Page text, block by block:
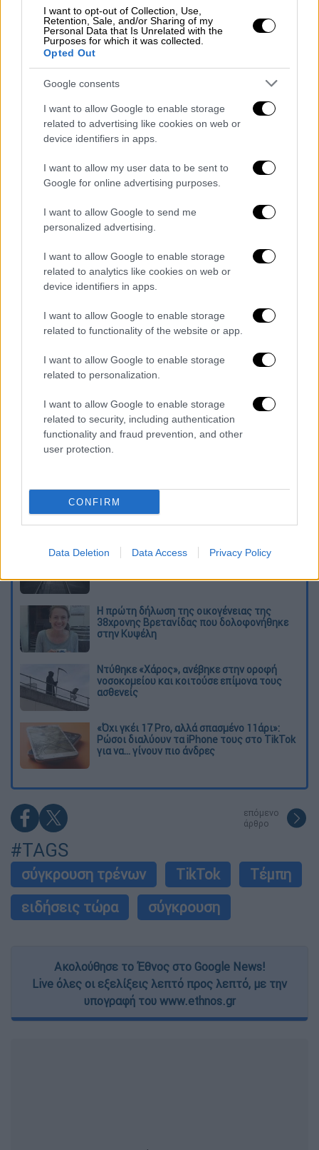
I want to opt-out of Collection, Use,
Retention, Sale, and/or Sharing of my
Personal Data that Is Unrelated with the
Purposes for which it was collected.
Opted Out
Google consents
I want to allow Google to enable storage
related to advertising like cookies on web or
device identifiers in apps.
I want to allow my user data to be sent to
Google for online advertising purposes.
I want to allow Google to send me
personalized advertising.
I want to allow Google to enable storage
related to analytics like cookies on web or
device identifiers in apps.
I want to allow Google to enable storage
related to functionality of the website or app.
I want to allow Google to enable storage
related to personalization.
I want to allow Google to enable storage
related to security, including authentication
functionality and fraud prevention, and other
user protection.
CONFIRM
Data Deletion Data Access Privacy Policy
«Μείνε ψύχραιμη και πάρε αναπνοές»
Ειδικότερα σε βίντεοστο Tik Tok
τραβήχτηκε λίγο μετά τη σύγκρουση
φαίνεται η τεράστια φωτιά που έχουν πιάσει
πανικόβλητοι επιβάτες ακούγονται να
μιλούν μεταξύ τους. Ένας επιβάτης
επιβάτη:«Μείνει ψύχραιμη και πάρε
αναπνοές».
ΟΛΕΣ ΟΙ ΕΙΔΗΣΕΙΣ
Συγκλονιστικές στιγμές στο
νοσοκομείο Λάρισας: Συγγενείς
περιμένουν στα σκαλιά, ενώ
μεταφέρονται οι σοροί από το μοιραίο
τρένο
ανάσα - Άμορφη μάζα τα βαγόνια στο
σημείο του δυστυχήματος
Τι είναι και το προβλέπει το τριήμερο
εθνικό πένθος που κηρύχθηκε μετά τη
σύγκρουση των τρένων - Μόλις 7 φορές
έχει κηρυχθεί στην Ελλάδα
τρομακτικό σενάριο…
Διαβάστε ακόμη
Εκτελέσεις, συλλήψεις και νέοι
Η πρώτη δήλωση της οικογένειας της
38χρονης Βρετανίδας που δολοφονήθηκε
στην Κυψέλη
Ντύθηκε «Χάρος», ανέβηκε στην οροφή
νοσοκομείου και κοιτούσε επίμονα τους
ασθενείς
«Όχι γκέι 17 Pro, αλλά σπασμένο 11άρι»:
Ρώσοι διαλύουν τα iPhone τους στο TikTok
για να... γίνουν πιο άνδρες
επόμενο
άρθρο
#TAGS
σύγκρουση τρένων TikTok
Τέμπη
ειδήσεις τώρα
σύγκρουση
Ακολούθησε το Έθνος στο Google News!
Live όλες οι εξελίξεις λεπτό προς λεπτό, με την
υπογραφή του www.ethnos.gr